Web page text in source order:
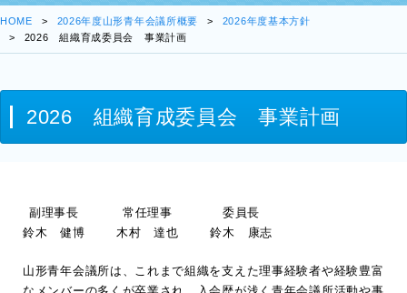
HOME 2026年度山形青年会議所概要
2026年度基本方針
2026 組織育成委員会 事業計画
2026 組織育成委員会 事業計画
副理事長
鈴木 健博
常任理事
木村 達也
委員長
鈴木 康志
山形青年会議所は、これまで組織を支えた理事経験者や経験豊富